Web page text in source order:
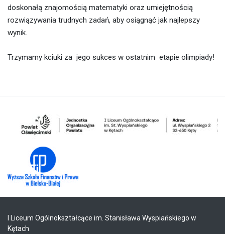
doskonałą znajomością matematyki oraz umiejętnością
rozwiązywania trudnych zadań, aby osiągnąć jak najlepszy
wynik.
Trzymamy kciuki za jego sukces w ostatnim etapie olimpiady!
I Liceum Ogólnokształcące im. Stanisława Wyspiańskiego w
Kętach